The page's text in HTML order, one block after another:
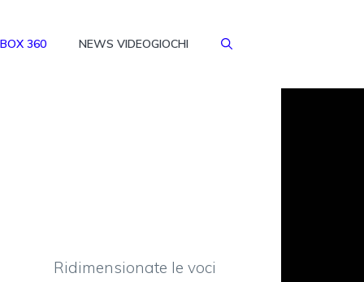
360 NEWS VIDEOGIOCHI
Ridimensionate le voci